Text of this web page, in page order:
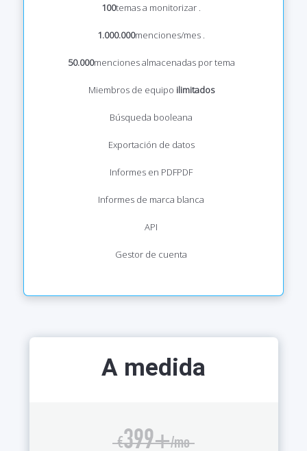
100temas a monitorizar .
1.000.000menciones/mes .
50.000menciones almacenadas por tema
Miembros de equipo ilimitados
Búsqueda booleana
Exportación de datos
Informes en PDFPDF
Informes de marca blanca
API
Gestor de cuenta
A medida
€399+/mo